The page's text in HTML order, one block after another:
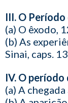
III. O
(a) O êxodo,
(b) As
Sinai, caps.
IV. O
(a) A